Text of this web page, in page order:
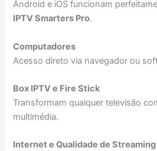
Android e iOS funcionam
IPTV Smarters Pro.
Computadores
Acesso direto via navegador ou
Box IPTV e Fire Stick
Transformam qualquer televisão
multimédia.
Internet e Qualidade de Streaming